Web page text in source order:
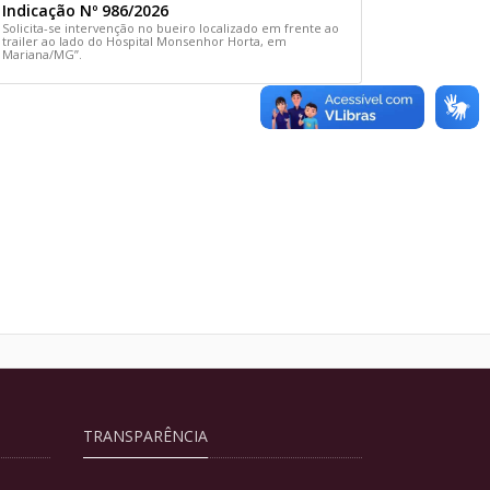
Indicação Nº 986/2026
Solicita-se intervenção no bueiro localizado em frente ao
trailer ao lado do Hospital Monsenhor Horta, em
Mariana/MG”.
TRANSPARÊNCIA